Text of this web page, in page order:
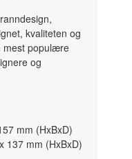
kvaliteten og
mest populære
og
mm (HxBxD)
137 mm (HxBxD)